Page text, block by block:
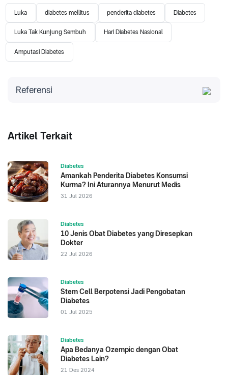
Luka diabetes mellitus penderita diabetes Diabetes
Luka Tak Kunjung Sembuh Hari Diabetes Nasional
Amputasi Diabetes
Referensi
Problems
infections: A review
Lane Regional Medical Center. Diakses 2022. Steps
to protecting and healing a diabetic wound
Diakses 2022. Diabetic Wound Care
Evidence-Based Complementary and Alternative
Medicine. Diakses 2022. Honey: A Potential
Therapeutic Agent for Managing Diabetic Wound
in Diabetic Wound Healing, Inflammation, and
Scarring
Artikel Terkait
Diabetes
Amankah Penderita Diabetes Konsumsi
Kurma? Ini Aturannya Menurut Medis
31 Jul 2026
Diabetes
10 Jenis Obat Diabetes yang Diresepkan
Dokter
22 Jul 2026
Diabetes
Stem Cell Berpotensi Jadi Pengobatan
Diabetes
01 Jul 2025
Diabetes
Apa Bedanya Ozempic dengan Obat
Diabetes Lain?
21 Des 2024